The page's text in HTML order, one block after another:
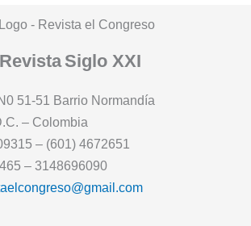
Revista Siglo XXI
51-51 Barrio Normandía
– Colombia
– (601) 4672651
– 3148696090